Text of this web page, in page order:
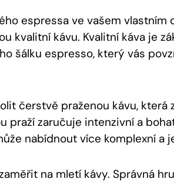
espressa ve vašem
kvalitní kávu. Kvalitní káva je
šálku espresso, který vás
čerstvě praženou kávu, která
praží zaručuje intenzivní a
nabídnout více komplexní a
na mletí kávy. Správná